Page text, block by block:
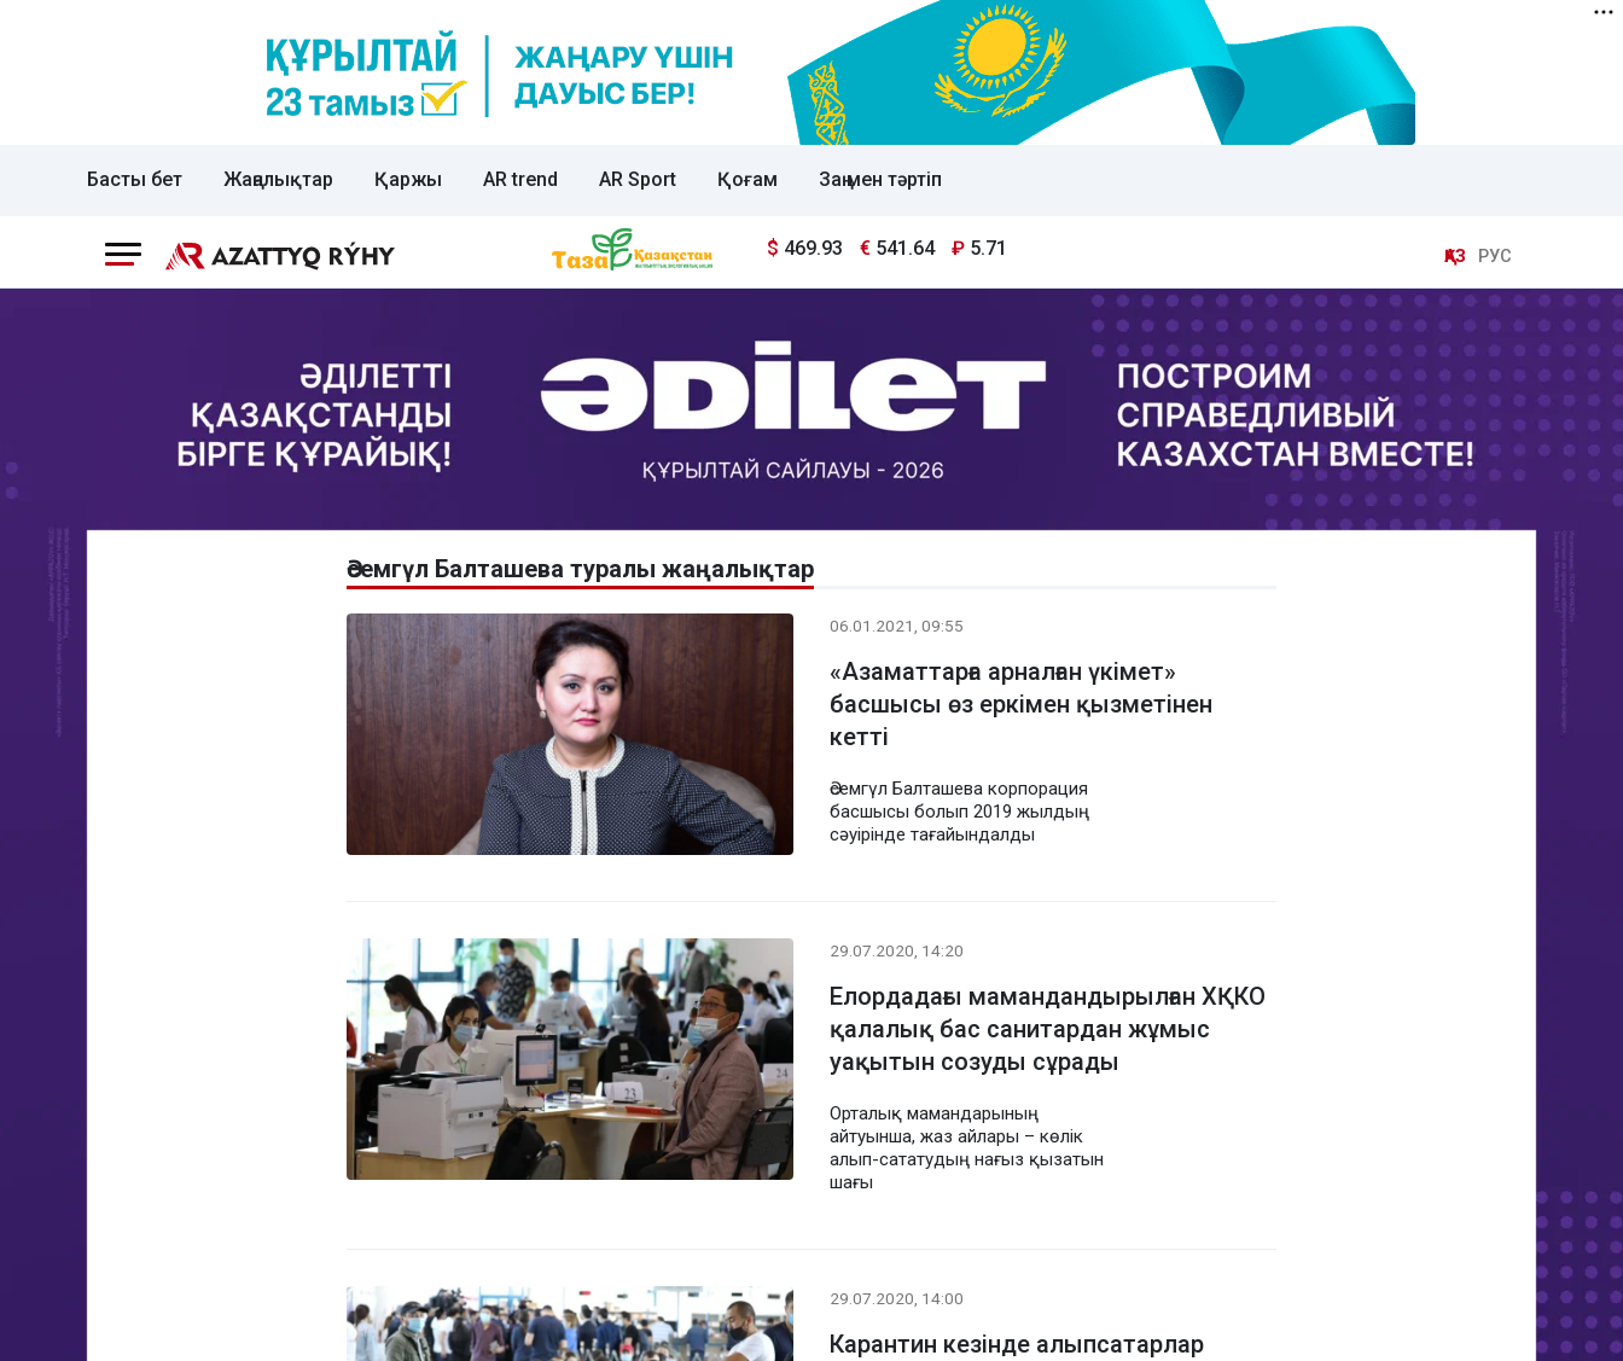
Басты бет Жаңалықтар Қаржы AR trend AR Sport Қоғам Заң мен тәртіп
$ 469.93 € 541.64 ₽ 5.71 ҚАЗ РУС
Әсемгүл Балташева туралы жаңалықтар
06.01.2021, 09:55
«Азаматтарға арналған үкімет»
басшысы өз еркімен қызметінен
кетті
Әсемгүл Балташева корпорация
басшысы болып 2019 жылдың
сәуірінде тағайындалды
29.07.2020, 14:20
Елордадағы мамандандырылған ХҚКО
қалалық бас санитардан жұмыс
уақытын созуды сұрады
Орталық мамандарының
айтуынша, жаз айлары – көлік
алып-сататудың нағыз қызатын
шағы
29.07.2020, 14:00
Карантин кезінде алыпсатарлар